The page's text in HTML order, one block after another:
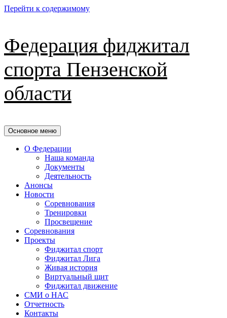
Перейти к содержимому
Федерация фиджитал
спорта Пензенской
области
Основное меню
О Федерации
Наша команда
Документы
Деятельность
Анонсы
Новости
Соревнования
Тренировки
Просвещение
Соревнования
Проекты
Фиджитал спорт
Фиджитал Лига
Живая история
Виртуальный щит
Фиджитал движение
СМИ о НАС
Отчетность
Контакты